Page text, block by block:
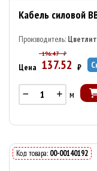
Кабель силовой
Производитель:
196.47 ₽
Цена 137.52 ₽
м
Код товара: 00-00140192